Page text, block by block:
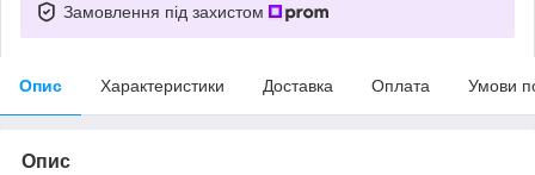
Замовлення під захистом
Опис Характеристики Доставка Оплата Умови
Опис